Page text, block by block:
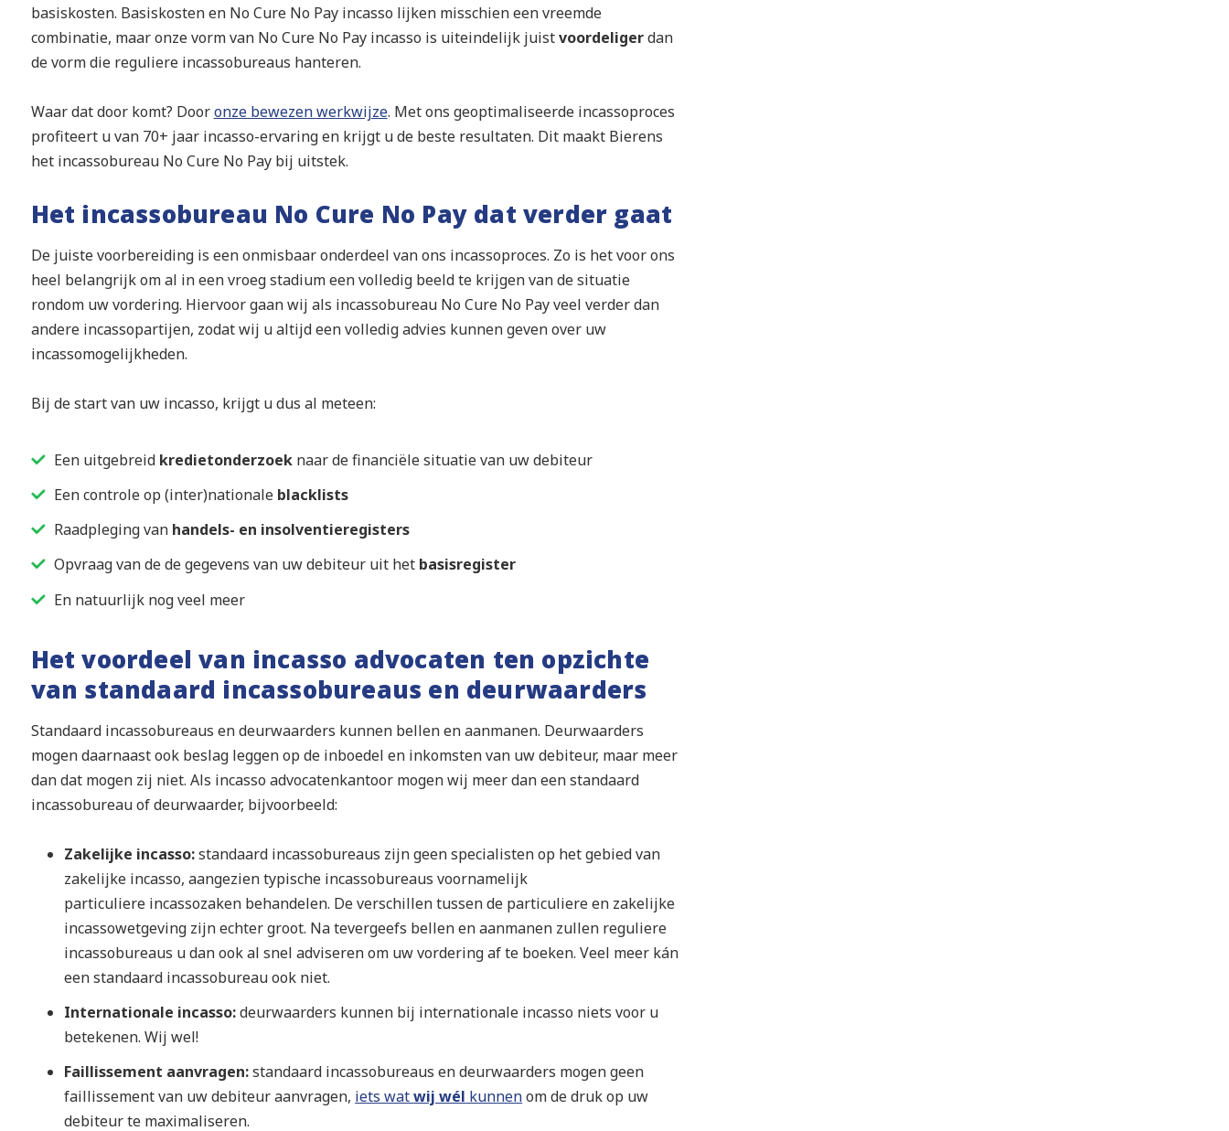
basiskosten. Basiskosten en No Cure No Pay incasso lijken misschien een vreemde
combinatie, maar onze vorm van No Cure No Pay incasso is uiteindelijk juistvoordeligerdan
de vorm die reguliere incassobureaus hanteren.
Waar dat door komt? Dooronze bewezen werkwijze. Met ons geoptimaliseerde incassoproces
profiteert u van 70+ jaar incasso-ervaring en krijgt u de beste resultaten. Dit maakt Bierens
het incassobureau No Cure No Pay bij uitstek.
Het incassobureau No Cure No Pay dat verder gaat
De juiste voorbereiding is een onmisbaar onderdeel van ons incassoproces. Zo is het voor ons
heel belangrijk om al in een vroeg stadium een volledig beeld te krijgen van de situatie
rondom uw vordering. Hiervoor gaan wij als incassobureau No Cure No Pay veel verder dan
andere incassopartijen, zodat wij u altijd een volledig advies kunnen geven over uw
incassomogelijkheden.
Bij de start van uw incasso, krijgt u dus al meteen:
Een uitgebreid kredietonderzoeknaar de financiële situatie van uw debiteur
Een controle op (inter)nationale blacklists
Raadpleging van handels- en insolventieregisters
Opvraag van de de gegevens van uw debiteur uit het basisregister
En natuurlijk nog veel meer
Het voordeel van incasso advocaten ten opzichte
van standaard incassobureaus en deurwaarders
Standaard incassobureaus en deurwaarders kunnen bellen en aanmanen. Deurwaarders
mogen daarnaast ook beslag leggen op de inboedel en inkomsten van uw debiteur, maar meer
dan dat mogen zij niet. Als incasso advocatenkantoor mogen wij meer dan een standaard
incassobureau of deurwaarder, bijvoorbeeld:
Zakelijke incasso:standaard incassobureaus zijn geen specialisten op het gebied van
zakelijke incasso, aangezien typische incassobureaus voornamelijk
particuliere incassozaken behandelen. De verschillen tussen de particuliere en zakelijke
incassowetgeving zijn echter groot. Na tevergeefs bellen en aanmanen zullen reguliere
incassobureaus u dan ook al snel adviseren om uw vordering af te boeken. Veel meer kán
een standaard incassobureau ook niet.
Internationale incasso:deurwaarders kunnen bij internationale incasso niets voor u
betekenen. Wij wel!
Faillissement aanvragen:standaard incassobureaus en deurwaarders mogen geen
faillissement van uw debiteur aanvragen, iets watwij wél kunnenom de druk op uw
debiteur te maximaliseren.